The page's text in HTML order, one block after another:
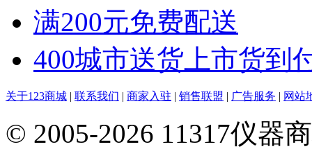
满200元免费配送
400城市送货上市货到
关于123商城 | 联系我们 | 商家入驻 | 销售联盟 | 广告服务 | 网站
© 2005-2026 11317仪器